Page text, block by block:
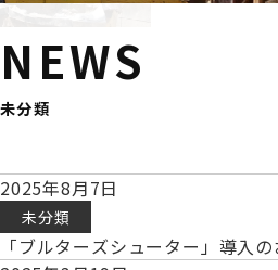
NEWS
未分類
2025年8月7日
未分類
「ブルターズシューター」導入